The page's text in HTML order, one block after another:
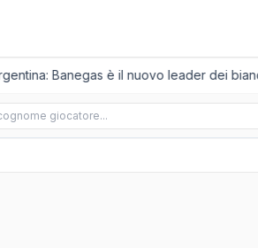
Banegas è il nuovo leader dei